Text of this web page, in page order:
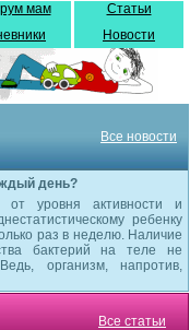
мам
Статьи
Новости
Все новости
день?
уровня активности и
ребенку
раз в неделю. Наличие
бактерий на теле не
организм, напротив,
Все статьи